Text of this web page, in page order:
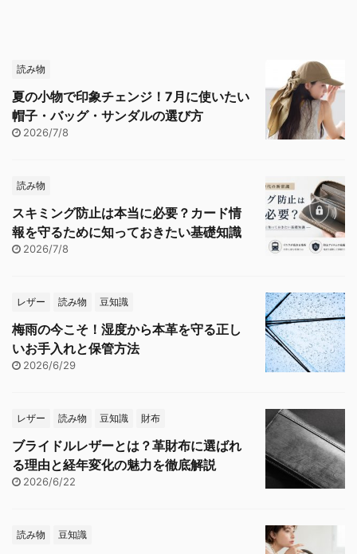
読み物
夏の小物で印象チェンジ！7月に使いたい
帽子・バッグ・サンダルの選び方
2026/7/8
読み物
スキミング防止は本当に必要？カード情
報を守るために知っておきたい基礎知識
2026/7/8
レザー 読み物 豆知識
梅雨の今こそ！湿度から本革を守る正し
いお手入れと保管方法
2026/6/29
レザー 読み物 豆知識 財布
ブライドルレザーとは？革財布に選ばれ
る理由と経年変化の魅力を徹底解説
2026/6/22
読み物 豆知識